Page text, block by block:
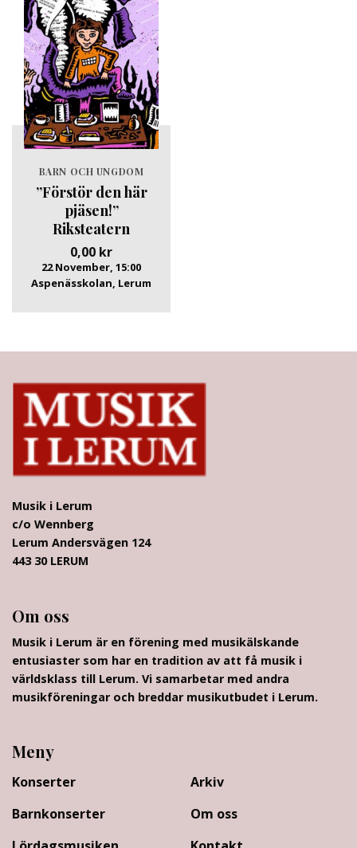
BARN OCH UNGDOM
”Förstör den här
pjäsen!”
Riksteatern
0,00 kr
22 November, 15:00
Aspenässkolan, Lerum
Musik i Lerum
c/o Wennberg
Lerum Andersvägen 124
443 30 LERUM
Om oss
Musik i Lerum är en förening med musikälskande
entusiaster som har en tradition av att få musik i
världsklass till Lerum. Vi samarbetar med andra
musikföreningar och breddar musikutbudet i Lerum.
Meny
Konserter
Barnkonserter
Arkiv
Om oss